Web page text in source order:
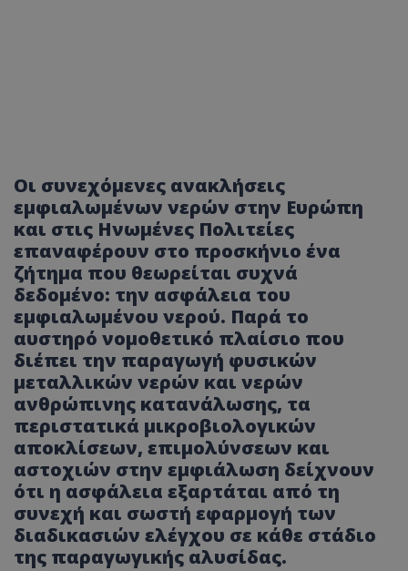
Οι συνεχόμενες ανακλήσεις
εμφιαλωμένων νερών στην Ευρώπη
και στις Ηνωμένες Πολιτείες
επαναφέρουν στο προσκήνιο ένα
ζήτημα που θεωρείται συχνά
δεδομένο: την ασφάλεια του
εμφιαλωμένου νερού. Παρά το
αυστηρό νομοθετικό πλαίσιο που
διέπει την παραγωγή φυσικών
μεταλλικών νερών και νερών
ανθρώπινης κατανάλωσης, τα
περιστατικά μικροβιολογικών
αποκλίσεων, επιμολύνσεων και
αστοχιών στην εμφιάλωση δείχνουν
ότι η ασφάλεια εξαρτάται από τη
συνεχή και σωστή εφαρμογή των
διαδικασιών ελέγχου σε κάθε στάδιο
της παραγωγικής αλυσίδας.